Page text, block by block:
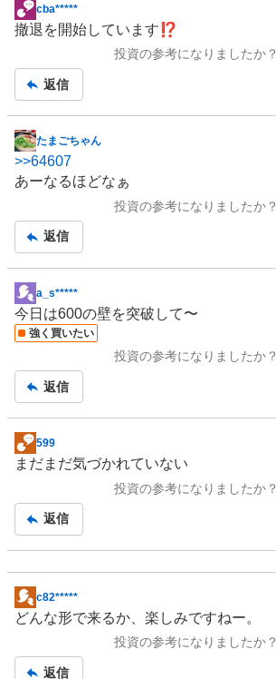
掲
示
事
cba*****
撤退を開始しています⁉️
投資の参考になりましたか？
返信
掲
示
板
たまごちゃん
>>64607
あーなるほどなぁ
投資の参考になりましたか？
返信
掲
示
板
a_s*****
今日は600の壁を突破して〜
強く買いたい
投資の参考になりましたか？
返信
掲
示
事
599
まだまだ気づかれていない
投資の参考になりましたか？
返信
掲
示
c82*****
どんな形で来るか、楽しみですねー。
投資の参考になりましたか？
返信